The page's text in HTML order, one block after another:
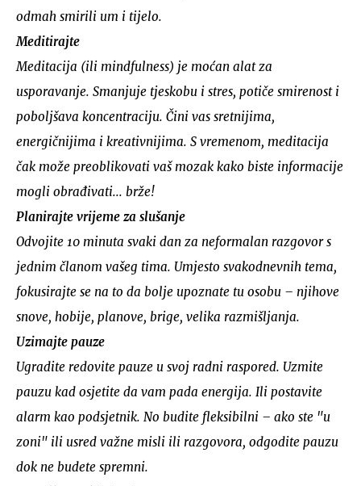
odmah smirili um i tijelo.
Meditirajte
Meditacija (ili mindfulness) je moćan alat za
usporavanje. Smanjuje tjeskobu i stres, potiče smirenost i
poboljšava koncentraciju. Čini vas sretnijima,
energičnijima i kreativnijima. S vremenom, meditacija
čak može preoblikovati vaš mozak kako biste informacije
mogli obrađivati... brže!
Planirajte vrijeme za slušanje
Odvojite 10 minuta svaki dan za neformalan razgovor s
jednim članom vašeg tima. Umjesto svakodnevnih tema,
fokusirajte se na to da bolje upoznate tu osobu – njihove
snove, hobije, planove, brige, velika razmišljanja.
Uzimajte pauze
Ugradite redovite pauze u svoj radni raspored. Uzmite
pauzu kad osjetite da vam pada energija. Ili postavite
alarm kao podsjetnik. No budite fleksibilni – ako ste "u
zoni" ili usred važne misli ili razgovora, odgodite pauzu
dok ne budete spremni.